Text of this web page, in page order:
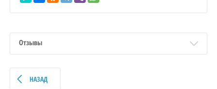
Отзывы
НАЗАД